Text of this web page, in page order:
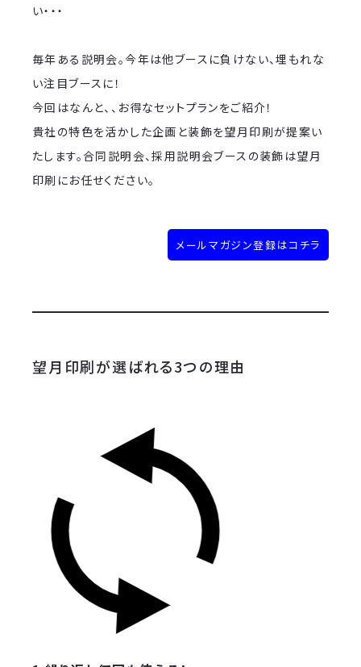
い・・・
毎年ある説明会。今年は他ブースに負けない、埋もれな
い注目ブースに！
今回はなんと、、お得なセットプランをご紹介！
貴社の特色を活かした企画と装飾を望月印刷が提案い
たします。合同説明会、採用説明会ブースの装飾は望月
印刷にお任せください。
メールマガジン登録はコチラ
望月印刷が選ばれる3つの理由